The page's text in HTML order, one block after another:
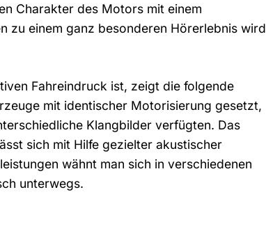
Charakter des Motors mit einem
zu einem ganz besonderen Hörerlebnis wird
Fahreindruck ist, zeigt die folgende
mit identischer Motorisierung gesetzt,
Klangbilder verfügten. Das
sich mit Hilfe gezielter akustischer
wähnt man sich in verschiedenen
unterwegs.